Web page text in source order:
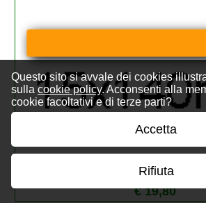
Questo sito si avvale dei cookies
sulla cookie policy. Acconsenti alla
cookie facoltativi e di terze parti?
Accetta
Rifiuta
EtichetteAutoadesive
€ 19,80